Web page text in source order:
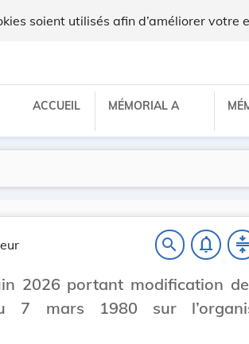
soient utilisés afin d’améliorer votre
ACCUEIL MÉMORIAL A
search notifications_none compress
2026 portant modification
7 mars 1980 sur